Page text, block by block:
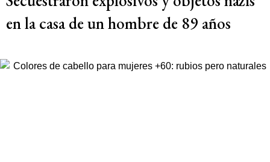
en la casa de un hombre de 89 años